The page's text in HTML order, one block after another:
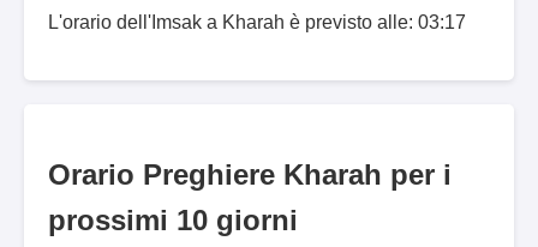
L'orario dell'Imsak a Kharah è previsto alle: 03:17
Orario Preghiere Kharah per i
prossimi 10 giorni